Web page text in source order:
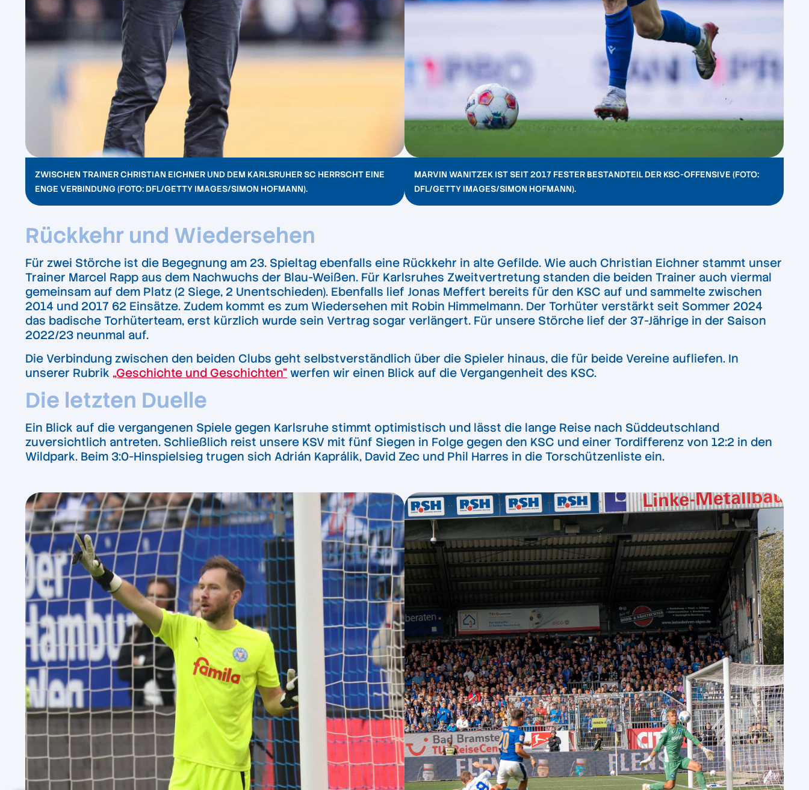
ZWISCHEN TRAINER CHRISTIAN EICHNER UND DEM KARLSRUHER SC HERRSCHT EINE
ENGE VERBINDUNG (FOTO: DFL/GETTY IMAGES/SIMON HOFMANN).
MARVIN WANITZEK IST SEIT 2017 FESTER BESTANDTEIL DER KSC-OFFENSIVE (FOTO:
DFL/GETTY IMAGES/SIMON HOFMANN).
Rückkehr und Wiedersehen
Für zwei Störche ist die Begegnung am 23. Spieltag ebenfalls eine Rückkehr in alte Gefilde. Wie auch Christian Eichner stammt unser
Trainer Marcel Rapp aus dem Nachwuchs der Blau-Weißen. Für Karlsruhes Zweitvertretung standen die beiden Trainer auch viermal
gemeinsam auf dem Platz (2 Siege, 2 Unentschieden). Ebenfalls lief Jonas Meffert bereits für den KSC auf und sammelte zwischen
2014 und 2017 62 Einsätze. Zudem kommt es zum Wiedersehen mit Robin Himmelmann. Der Torhüter verstärkt seit Sommer 2024
das badische Torhüterteam, erst kürzlich wurde sein Vertrag sogar verlängert. Für unsere Störche lief der 37-Jährige in der Saison
2022/23 neunmal auf.
Die Verbindung zwischen den beiden Clubs geht selbstverständlich über die Spieler hinaus, die für beide Vereine aufliefen. In
unserer Rubrik „Geschichte und Geschichten“ werfen wir einen Blick auf die Vergangenheit des KSC.
Die letzten Duelle
Ein Blick auf die vergangenen Spiele gegen Karlsruhe stimmt optimistisch und lässt die lange Reise nach Süddeutschland
zuversichtlich antreten. Schließlich reist unsere KSV mit fünf Siegen in Folge gegen den KSC und einer Tordifferenz von 12:2 in den
Wildpark. Beim 3:0-Hinspielsieg trugen sich Adrián Kaprálik, David Zec und Phil Harres in die Torschützenliste ein.